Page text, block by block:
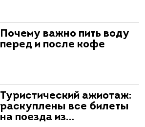
Почему важно пить воду
перед и после кофе
Туристический ажиотаж:
раскуплены все билеты
на поезда из…